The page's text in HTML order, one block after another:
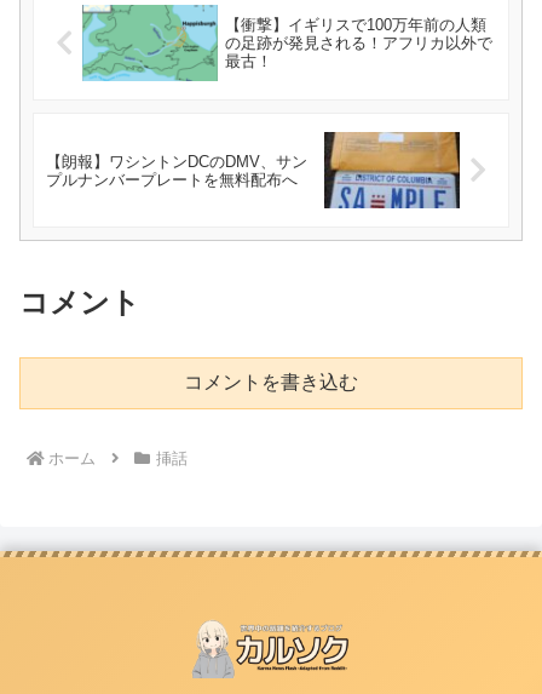
【衝撃】イギリスで100万年前の人類
の足跡が発見される！アフリカ以外で
最古！
【朗報】ワシントンDCのDMV、サン
プルナンバープレートを無料配布へ
コメント
コメントを書き込む
ホーム 挿話